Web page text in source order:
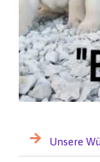
Unsere